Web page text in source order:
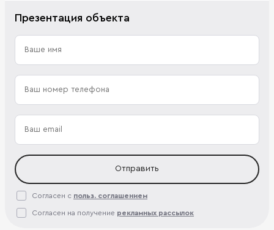
Презентация объекта
Отправить
Согласен с польз. соглашением
Согласен на получение рекламных рассылок